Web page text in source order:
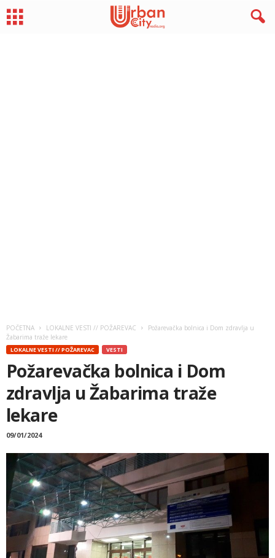
POČETNA LOKALNE VESTI // POŽAREVAC
Požarevačka bolnica i Dom zdravlja u
Žabarima traže lekare
LOKALNE VESTI // POŽAREVAC VESTI
Požarevačka bolnica i Dom
zdravlja u Žabarima traže
lekare
09/01/2024